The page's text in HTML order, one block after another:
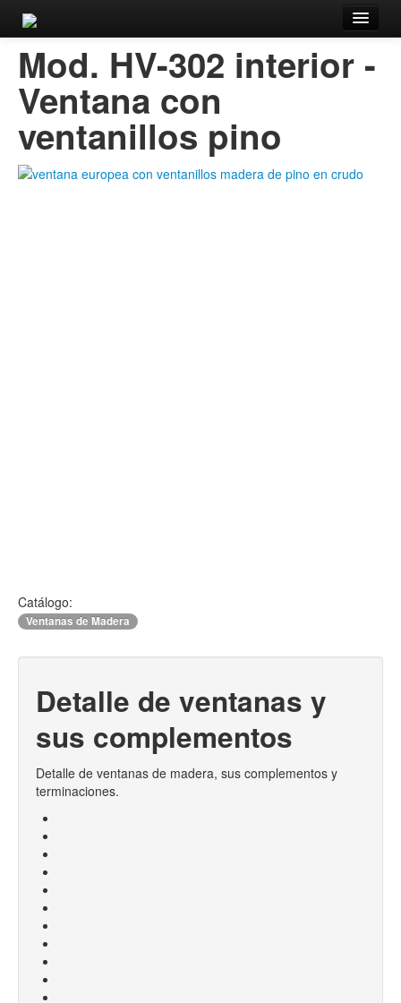
Inicio
Fábrica
Ventanas
Mod. HV-302 interior -
Ventana con
ventanillos pino
Catálogo:
Ventanas de Madera
Detalle de ventanas y
sus complementos
Detalle de ventanas de madera, sus complementos y
terminaciones.